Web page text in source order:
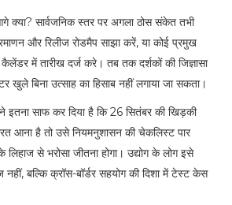
सार्वजनिक स्तर पर अगला ठोस संकेत तभी
और रिलीज रोडमैप साझा करें, या कोई प्रमुख
में तारीख दर्ज करे। तब तक दर्शकों की जिज्ञासा
खुले बिना उत्साह का हिसाब नहीं लगाया जा सकता।
साफ कर दिया है कि 26 सितंबर की खिड़की
आना है तो उसे नियमनुशासन की चेकलिस्ट पार
से भरोसा जीतना होगा। उद्योग के लोग इसे
बल्कि क्रॉस-बॉर्डर सहयोग की दिशा में टेस्ट केस